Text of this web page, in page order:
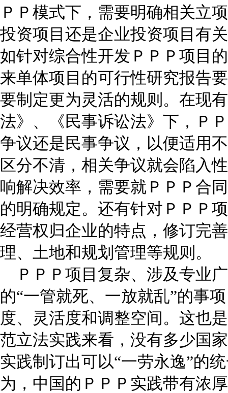
ＰＰ模式下，需要明确相关立
投资项目还是企业投资项目有
如针对综合性开发ＰＰＰ项目
来单体项目的可行性研究报告
要制定更为灵活的规则。在现
法》、《民事诉讼法》下，Ｐ
争议还是民事争议，以便适用
区分不清，相关争议就会陷入
响解决效率，需要就ＰＰＰ合
的明确规定。还有针对ＰＰＰ
经营权归企业的特点，修订完
理、土地和规划管理等规则。
ＰＰＰ项目复杂、涉及专业
的“一管就死、一放就乱”的事
度、灵活度和调整空间。这也
范立法实践来看，没有多少国
实践制订出可以“一劳永逸”的
为，中国的ＰＰＰ实践带有浓